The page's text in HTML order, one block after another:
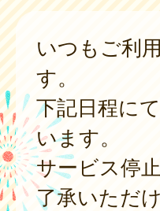
いつもご利
す。
下記日程に
います。
サービス停
了承いただ